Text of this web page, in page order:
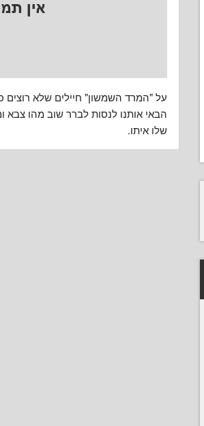
על "המרד השמשון" חיילים שלא
הבאי אותנו לנסות לברר שוב מהו
שלו איתו.